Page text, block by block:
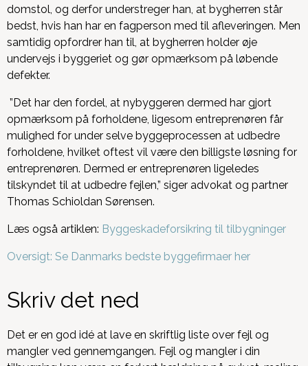
domstol, og derfor understreger han, at bygherren står
bedst, hvis han har en fagperson med til afleveringen. Men
samtidig opfordrer han til, at bygherren holder øje
undervejs i byggeriet og gør opmærksom på løbende
defekter.
”Det har den fordel, at nybyggeren dermed har gjort
opmærksom på forholdene, ligesom entreprenøren får
mulighed for under selve byggeprocessen at udbedre
forholdene, hvilket oftest vil være den billigste løsning for
entreprenøren. Dermed er entreprenøren ligeledes
tilskyndet til at udbedre fejlen,” siger advokat og partner
Thomas Schioldan Sørensen.
Læs også artiklen: Byggeskadeforsikring til tilbygninger
Oversigt: Se Danmarks bedste byggefirmaer her
Skriv det ned
Det er en god idé at lave en skriftlig liste over fejl og
mangler ved gennemgangen. Fejl og mangler i din